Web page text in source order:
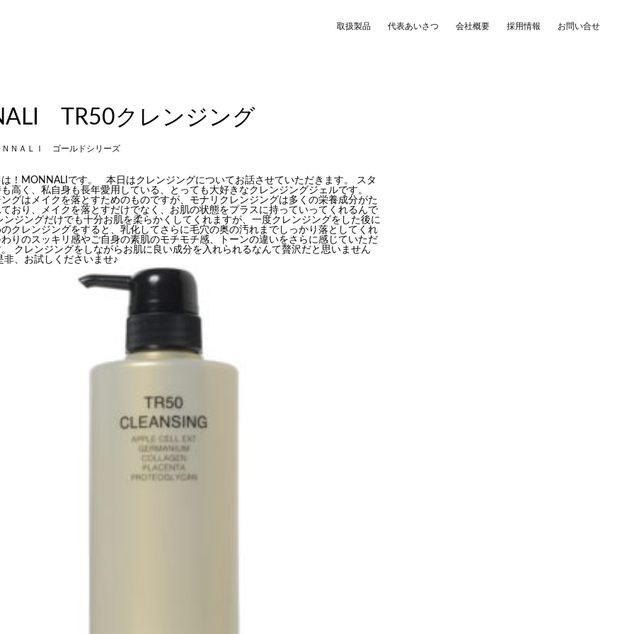
取扱製品 代表あいさつ 会社概要 採用情報 お問い合せ
TR50クレンジング
ＮＮＡＬＩ ゴールドシリーズ
！MONNALIです。 本日はクレンジングについてお話させていただきます。 スタ
高く、私自身も長年愛用している、とっても大好きなクレンジングジェルです。
グはメイクを落とすためのものですが、モナリクレンジングは多くの栄養成分がた
おり、メイクを落とすだけでなく、お肌の状態をプラスに持っていってくれるんで
ンジングだけでも十分お肌を柔らかくしてくれますが、一度クレンジングをした後に
クレンジングをすると、乳化してさらに毛穴の奥の汚れまでしっかり落としてくれ
りのスッキリ感やご自身の素肌のモチモチ感、トーンの違いをさらに感じていただ
クレンジングをしながらお肌に良い成分を入れられるなんて贅沢だと思いません
非、お試しくださいませ♪